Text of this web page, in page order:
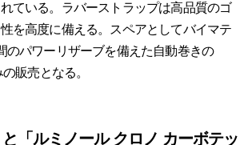
ている。ラバーストラップは高品質のゴ
を高度に備える。スペアとしてバイマテ
のパワーリザーブを備えた自動巻きの
販売となる。
「ルミノール クロノ カーボテッ